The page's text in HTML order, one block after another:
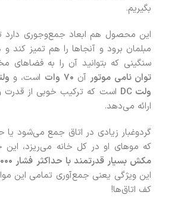
بگیریم.
این محصول هم ابعاد جمع‌وجوری دارد
مبلمان برود و آنجاها را هم تمیز کند
سنگینی که بتوانید آن را به فضاهای
توان نامی موتورآن ۷۰ وات است، و
ولت DC
است که ترکیب خوبی از قدرت
ارائه می‌دهد.
گردوغبار زیادی در اتاق جمع می‌شود یا
که موهای او در کل خانه می‌ریزد، این
مکش بسیار قدرتمند با حداکثر فشار
این ویژگی یعنی جمع‌آوری تمامی این
کف اتاق‌ها!